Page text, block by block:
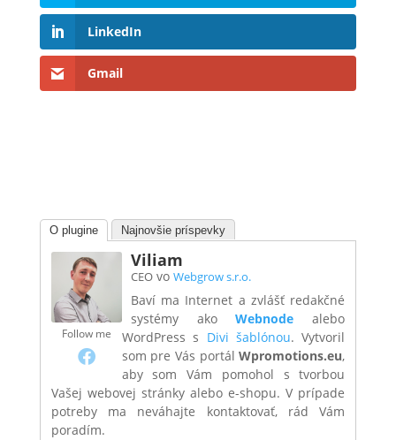
LinkedIn
Gmail
O plugine Najnovšie príspevky
Follow me
Viliam
CEOvo Webgrow s.r.o.
Baví ma Internet a zvlášť redakčné
systémy akoWebnode alebo
WordPress s Divi šablónou. Vytvoril
som pre Vás portálWpromotions.eu,
aby som Vám pomohol s tvorbou
Vašej webovej stránky alebo e-shopu. V prípade
potreby ma neváhajte kontaktovať, rád Vám
poradím.